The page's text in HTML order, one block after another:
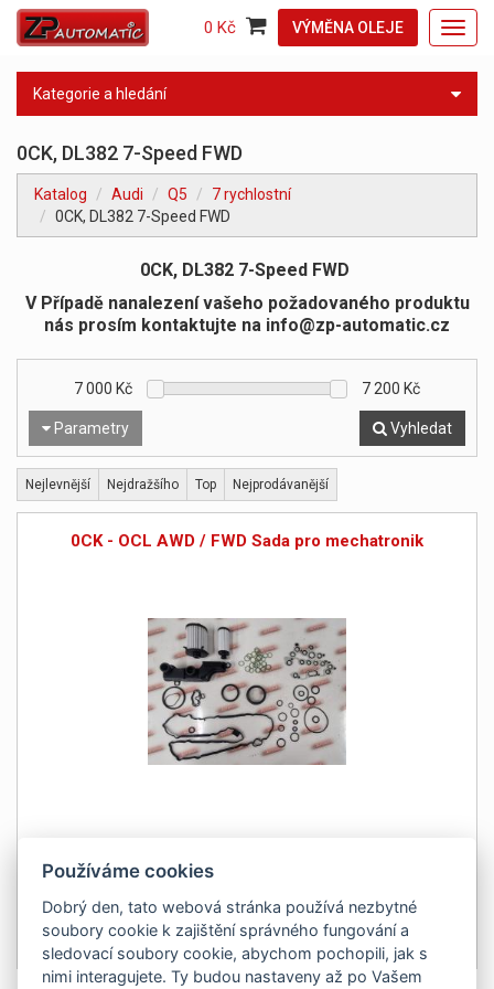
VÝMĚNA OLEJE
0 Kč
Kategorie a hledání
0CK, DL382 7-Speed FWD
Katalog Audi Q5
7 rychlostní
0CK, DL382 7-Speed FWD
0CK, DL382 7-Speed FWD
V Případě nanalezení vašeho požadovaného produktu
nás prosím kontaktujte na info@zp-automatic.cz
Parametry
7 000 Kč 7 200 Kč
Vyhledat
Nejlevnější Nejdražšího Top Nejprodávanější
0CK - OCL AWD / FWD Sada pro mechatronik
Detail
7 120Kč
bez DPH 5 884 Kč
Používáme cookies
Dobrý den, tato webová stránka používá nezbytné
soubory cookie k zajištění správného fungování a
sledovací soubory cookie, abychom pochopili, jak s
nimi interagujete. Ty budou nastaveny až po Vašem